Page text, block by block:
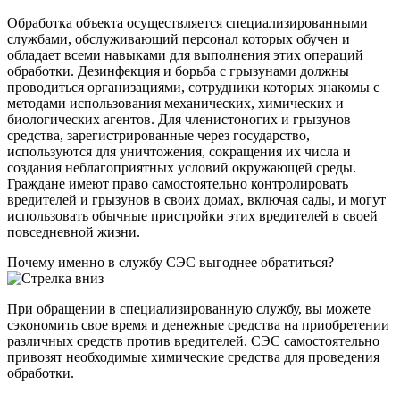
Обработка объекта осуществляется специализированными
службами, обслуживающий персонал которых обучен и
обладает всеми навыками для выполнения этих операций
обработки. Дезинфекция и борьба с грызунами должны
проводиться организациями, сотрудники которых знакомы с
методами использования механических, химических и
биологических агентов. Для членистоногих и грызунов
средства, зарегистрированные через государство,
используются для уничтожения, сокращения их числа и
создания неблагоприятных условий окружающей среды.
Граждане имеют право самостоятельно контролировать
вредителей и грызунов в своих домах, включая сады, и могут
использовать обычные пристройки этих вредителей в своей
повседневной жизни.
Почему именно в службу СЭС выгоднее обратиться?
При обращении в специализированную службу, вы можете
сэкономить свое время и денежные средства на приобретении
различных средств против вредителей. СЭС самостоятельно
привозят необходимые химические средства для проведения
обработки.